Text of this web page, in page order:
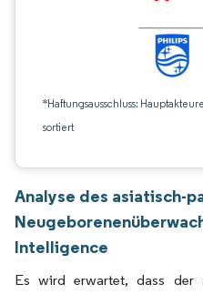
*Haftungsausschluss:
sortiert
Analyse des asiatisch-
Intelligence
Es wird erwartet, dass der